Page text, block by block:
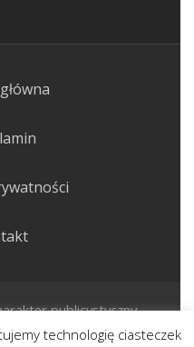
publicystyczny.
kulinarnym, leczniczym i
technologię ciasteczek